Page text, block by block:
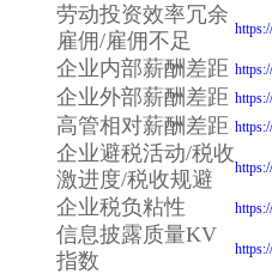
劳动投资效率冗余
雇佣/雇佣不足
企业内部薪酬差距
企业外部薪酬差距
高管相对薪酬差距
企业避税活动/税收
激进度/税收规避
企业税负粘性
信息披露质量KV
指数